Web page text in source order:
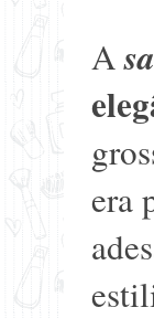
A
era